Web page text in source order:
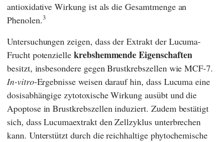
antioxidative Wirkung ist als die Gesamtmenge an
Phenolen.3
Untersuchungen zeigen, dass der Extrakt der Lucuma-
Frucht potenzielle krebshemmende Eigenschaften
besitzt, insbesondere gegen Brustkrebszellen wie MCF-7.
In-vitro-Ergebnisse weisen darauf hin, dass Lucuma eine
dosisabhängige zytotoxische Wirkung ausübt und die
Apoptose in Brustkrebszellen induziert. Zudem bestätigt
sich, dass Lucumaextrakt den Zellzyklus unterbrechen
kann. Unterstützt durch die reichhaltige phytochemische